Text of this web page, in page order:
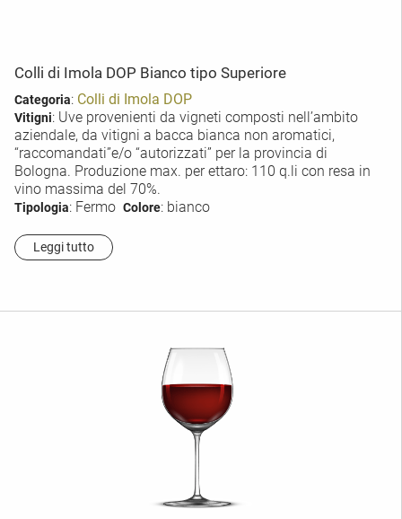
Colli di Imola DOP Bianco tipo Superiore
Categoria: Colli di Imola DOP
Vitigni: Uve provenienti da vigneti composti nell’ambito
aziendale, da vitigni a bacca bianca non aromatici,
“raccomandati”e/o “autorizzati” per la provincia di
Bologna. Produzione max. per ettaro: 110 q.li con resa in
vino massima del 70%.
Tipologia: Fermo Colore: bianco
Leggi tutto